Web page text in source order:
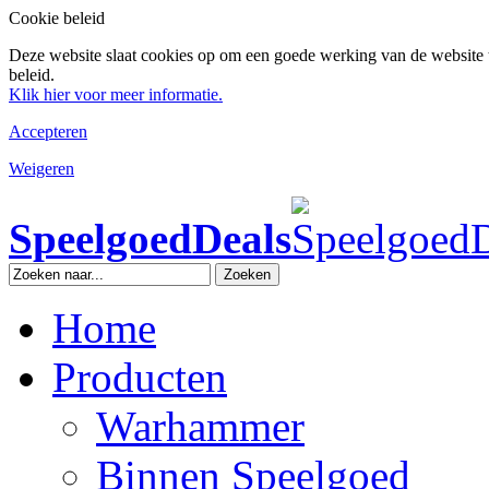
Cookie beleid
Deze website slaat cookies op om een goede werking van de
beleid.
Klik hier voor meer informatie.
Accepteren
Weigeren
SpeelgoedDeals
Zoeken
Home
Producten
Warhammer
Binnen Speelgoed